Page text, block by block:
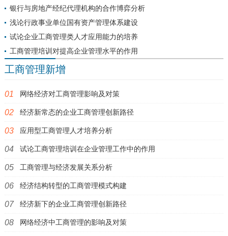
银行与房地产经纪代理机构的合作博弈分析
浅论行政事业单位国有资产管理体系建设
试论企业工商管理类人才应用能力的培养
工商管理培训对提高企业管理水平的作用
工商管理新增
网络经济对工商管理影响及对策
经济新常态的企业工商管理创新路径
应用型工商管理人才培养分析
试论工商管理培训在企业管理工作中的作用
工商管理与经济发展关系分析
经济结构转型的工商管理模式构建
经济新下的企业工商管理创新路径
网络经济中工商管理的影响及对策